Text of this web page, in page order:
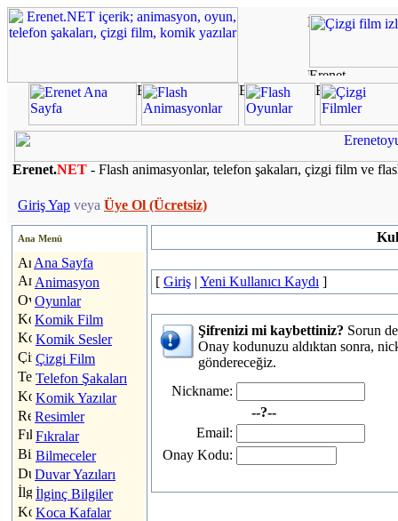
Erenet.NET - Flash animasyonlar, telefon şakaları, çizgi film ve
Giriş Yap veya Üye Ol (Ücretsiz)
Ana Menü
Ana Sayfa
Animasyon
Oyunlar
Komik Film
Komik Sesler
Çizgi Film
Telefon Şakaları
Komik Yazılar
Resimler
Fıkralar
Bilmeceler
Duvar Yazıları
İlginç Bilgiler
Koca Kafalar
[ Giriş | Yeni Kullanıcı Kaydı ]
Şifrenizi mi kaybettiniz? Sorun
Onay kodunuzu aldıktan sonra,
göndereceğiz.
Nickname:
--?--
Email:
Onay Kodu: